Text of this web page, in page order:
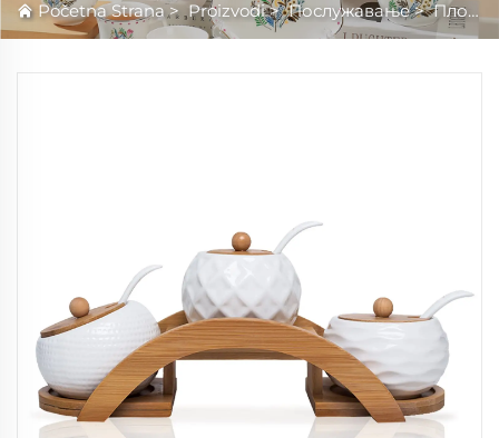
Početna Strana>Proizvodi>Послужавање>Плоча за сервирање